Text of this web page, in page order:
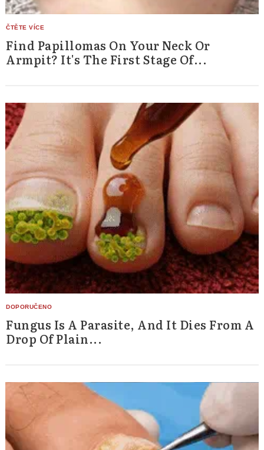
Find Papillomas On Your Neck Or
Armpit? It's The First Stage Of...
Fungus Is A Parasite, And It Dies From A
Drop Of Plain...